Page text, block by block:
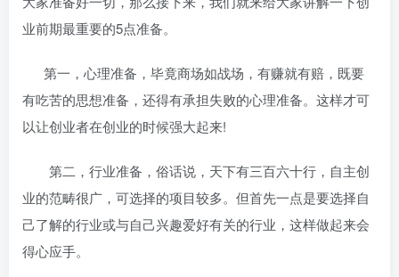
业前期最重要的5点准备。
第一，心理准备，毕竟商场如战场，有赚就有赔，既要
有吃苦的思想准备，还得有承担失败的心理准备。这样才可
以让创业者在创业的时候强大起来!
第二，行业准备，俗话说，天下有三百六十行，自主创
业的范畴很广，可选择的项目较多。但首先一点是要选择自
己了解的行业或与自己兴趣爱好有关的行业，这样做起来会
得心应手。